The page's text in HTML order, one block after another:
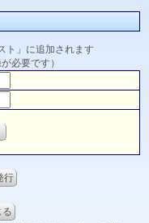
ト」に追加されます
必要です）
行